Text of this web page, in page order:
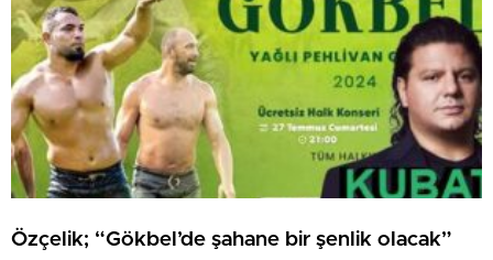
Özçelik; “Gökbel’de şahane bir şenlik olacak”